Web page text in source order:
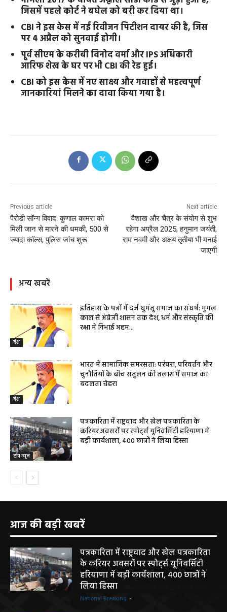
जिसमें पहले कोर्ट ने बघेल को बरी कर दिया था।
CBI ने इस केस में नई रिवीजन पिटीशन दायर की है, जिस
पर 4 अप्रैल को सुनवाई होगी।
पूर्व सीएम के करीबी विनोद वर्मा और IPS अधिकारी
आरिफ शेख के घर पर भी CBI की रेड हुई।
CBI को इस केस में नए साक्ष्य और गवाहों से महत्वपूर्ण
जानकारियां मिलने का दावा किया गया है।
Previous article
पैरोडी सॉन्ग विवाद: कुणाल कामरा को
मिली जान से मारने की धमकी, 500 से
ज्यादा कॉल्स, पुलिस जांच शुरू
Next article
वैशाख और चैत्र के संयोग से शुभ
रहेगा अप्रैल 2025, हनुमान जयंती,
राम नवमी और अक्षय तृतीया भी मनाई
जाएगी
अन्य खबरें
देश
इतिहास के पन्नों में दर्ज घुमंतू समाज का संघर्ष: मुगल
काल से अंग्रेजी शासन तक देश, धर्म और संस्कृति की
रक्षा में निभाई अहम...
देश
भारत में सामाजिक समरसता: परंपरा, परिवर्तन और
चुनौतियों के बीच संतुलन की तलाश में समाज का
बदलता चेहरा
टॉप न्यूज
पत्रकारिता में राष्ट्रवाद और खेल पत्रकारिता के
करियर अवसरों पर स्पोर्ट्स यूनिवर्सिटी हरियाणा में
बड़ी कार्यशाला, 400 छात्रों ने लिया हिस्सा
आज की बड़ी खबरें
पत्रकारिता में राष्ट्रवाद और खेल पत्रकारिता
के करियर अवसरों पर स्पोर्ट्स यूनिवर्सिटी
हरियाणा में बड़ी कार्यशाला, 400 छात्रों ने
लिया हिस्सा
National Breaking -